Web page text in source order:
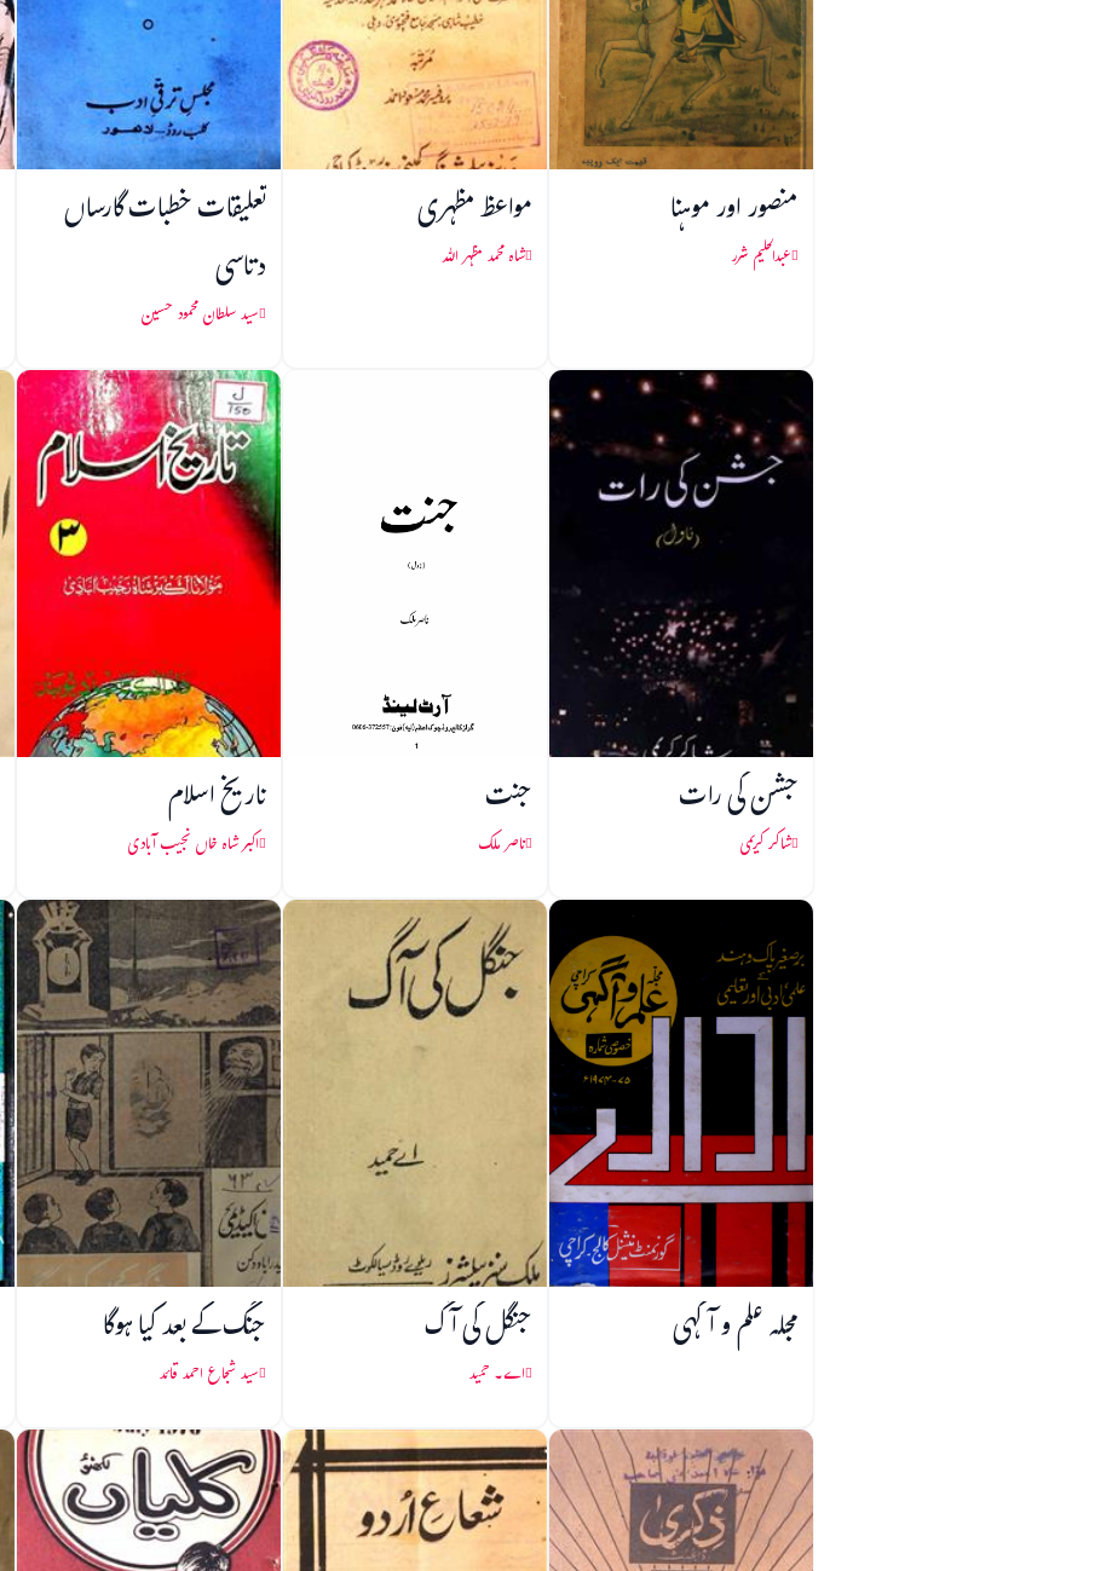
منصور اور موہنا
عبدالحلیم شرر
مواعظ مظہری
شاہ محمد مظہر اللہ
تعلیقات خطبات گارساں
دتاسی
سید سلطان محمود حسین
جشن کی رات
شاکر کریمی
جنت
ناصر ملک
تاریخ اسلام
اکبر شاہ خاں نجیب آبادی
مجلہ علم و آگہی جنگل کی آگ
اے۔ حمید
جنگ کے بعد کیا ہوگا
سید شجاع احمد قائد